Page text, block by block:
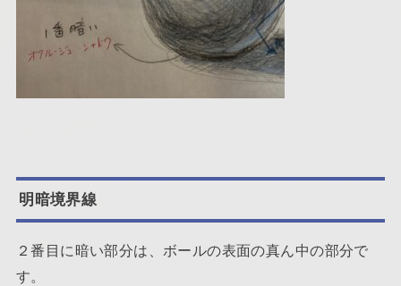
明暗境界線
２番目に暗い部分は、ボールの表面の真ん中の部分で
す。